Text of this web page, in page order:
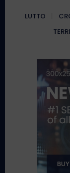
LUTTO